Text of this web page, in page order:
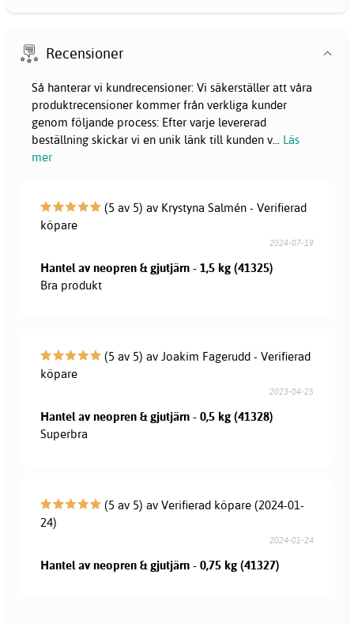
Recensioner
Så hanterar vi kundrecensioner: Vi säkerställer att våra
produktrecensioner kommer från verkliga kunder
genom följande process: Efter varje levererad
beställning skickar vi en unik länk till kunden v... Läs
mer
(5 av 5) av Krystyna Salmén - Verifierad
köpare
2024-07-19
Hantel av neopren & gjutjärn - 1,5 kg (41325)
Bra produkt
(5 av 5) av Joakim Fagerudd - Verifierad
köpare
2023-04-25
Hantel av neopren & gjutjärn - 0,5 kg (41328)
Superbra
(5 av 5) av Verifierad köpare (2024-01-
24)
2024-01-24
Hantel av neopren & gjutjärn - 0,75 kg (41327)